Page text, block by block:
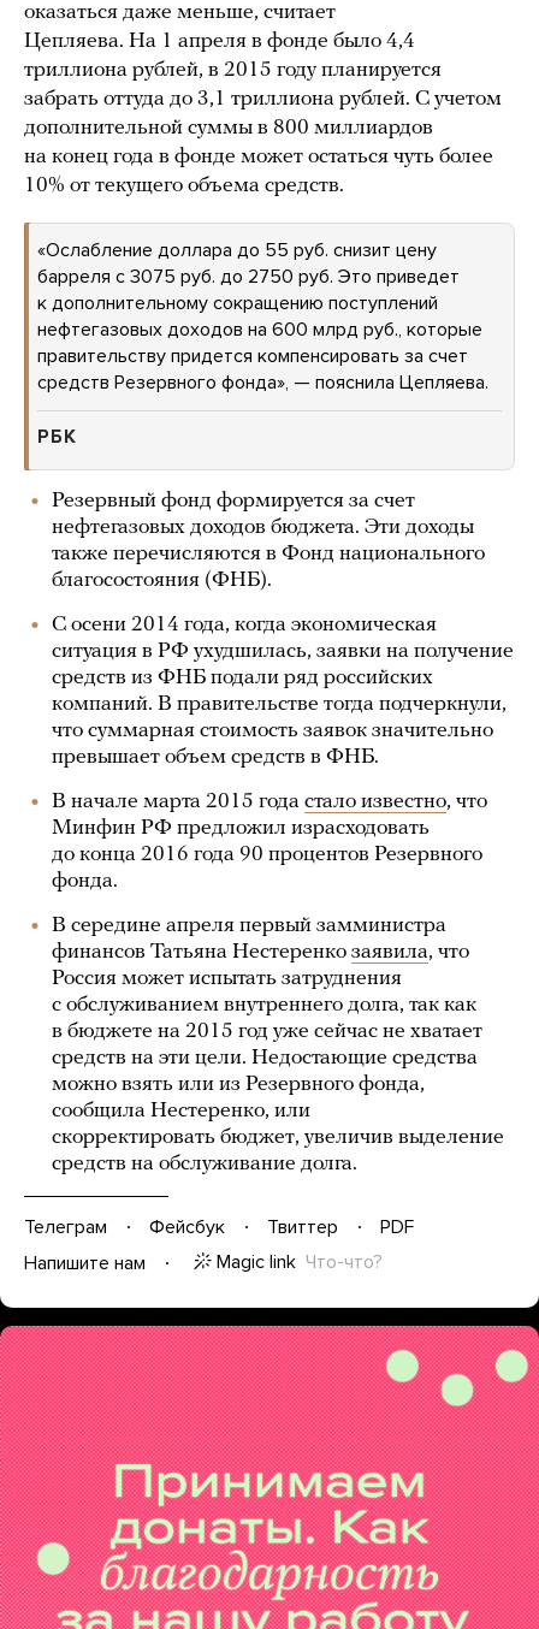
оказаться даже меньше, считает
Цепляева. На 1 апреля в фонде было 4,4
триллиона рублей, в 2015 году планируется
забрать оттуда до 3,1 триллиона рублей. С учетом
дополнительной суммы в 800 миллиардов
на конец года в фонде может остаться чуть более
10% от текущего объема средств.
«Ослабление доллара до 55 руб. снизит цену
барреля с 3075 руб. до 2750 руб. Это приведет
к дополнительному сокращению поступлений
нефтегазовых доходов на 600 млрд руб., которые
правительству придется компенсировать за счет
средств Резервного фонда», — пояснила Цепляева.
РБК
Резервный фонд формируется за счет
нефтегазовых доходов бюджета. Эти доходы
также перечисляются в Фонд национального
благосостояния (ФНБ).
С осени 2014 года, когда экономическая
ситуация в РФ ухудшилась, заявки на получение
средств из ФНБ подали ряд российских
компаний. В правительстве тогда подчеркнули,
что суммарная стоимость заявок значительно
превышает объем средств в ФНБ.
В начале марта 2015 года стало известно, что
Минфин РФ предложил израсходовать
до конца 2016 года 90 процентов Резервного
фонда.
В середине апреля первый замминистра
финансов Татьяна Нестеренко заявила, что
Россия может испытать затруднения
с обслуживанием внутреннего долга, так как
в бюджете на 2015 год уже сейчас не хватает
средств на эти цели. Недостающие средства
можно взять или из Резервного фонда,
сообщила Нестеренко, или
скорректировать бюджет, увеличив выделение
средств на обслуживание долга.
Телеграм Фейсбук Твиттер
PDF
Напишите нам
Magic link Что-что?